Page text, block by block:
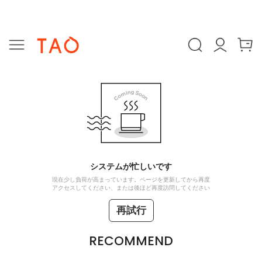
システムが忙しいです
現在少し負荷が高まっています。ページを更新してから再度
アクセスしてください、または後ほど再度訪問してください
再試行
RECOMMEND